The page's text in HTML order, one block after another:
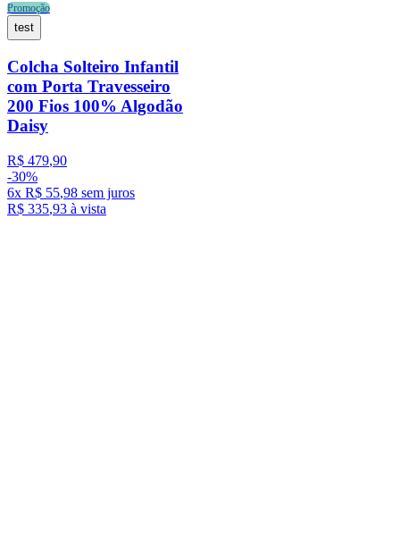
Promoção
test
Colcha Solteiro Infantil
com Porta Travesseiro
200 Fios 100% Algodão
Daisy
R$ 479,90
-30%
6x R$ 55,98 sem juros
R$ 335,93 à vista